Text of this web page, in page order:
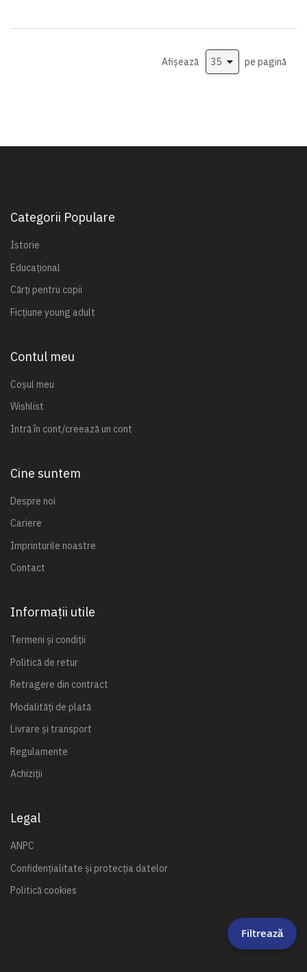
Afișează pe pagină
Categorii Populare
Istorie
Educațional
Cărți pentru copii
Ficțiune young adult
Contul meu
Coșul meu
Wishlist
Intră în cont/creează un cont
Cine suntem
Despre noi
Cariere
Imprinturile noastre
Contact
Informații utile
Termeni și condiții
Politică de retur
Retragere din contract
Modalități de plată
Livrare și transport
Regulamente
Achiziții
Legal
ANPC
Confidențialitate și protecția datelor
Politică cookies
Filtrează